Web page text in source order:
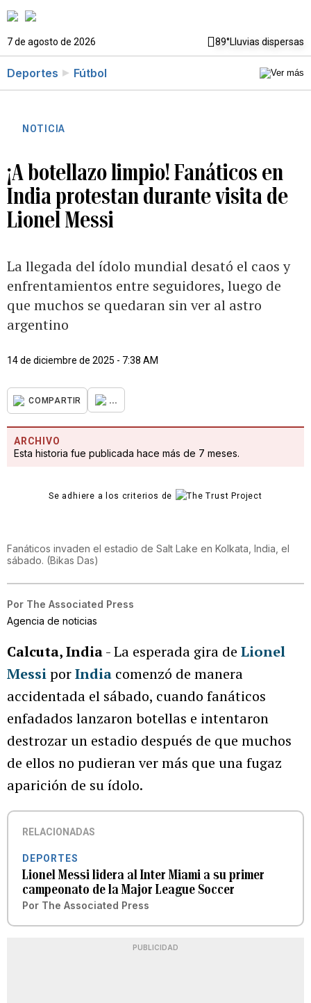
7 de agosto de 2026 89°Lluvias dispersas
Deportes Fútbol
NOTICIA
¡A botellazo limpio! Fanáticos en
India protestan durante visita de
Lionel Messi
La llegada del ídolo mundial desató el caos y
enfrentamientos entre seguidores, luego de
que muchos se quedaran sin ver al astro
argentino
14 de diciembre de 2025 - 7:38 AM
COMPARTIR ...
ARCHIVO
Esta historia fue publicada hace más de 7 meses.
Se adhiere a los criterios de
Fanáticos invaden el estadio de Salt Lake en Kolkata, India, el
sábado. (Bikas Das)
Por The Associated Press
Agencia de noticias
Calcuta, India- La esperada gira de Lionel
MessiporIndia comenzó de manera
accidentada el sábado, cuando fanáticos
enfadados lanzaron botellas e intentaron
destrozar un estadio después de que muchos
de ellos no pudieran ver más que una fugaz
aparición de su ídolo.
RELACIONADAS
DEPORTES
Lionel Messi lidera al Inter Miami a su primer
campeonato de la Major League Soccer
Por The Associated Press
PUBLICIDAD